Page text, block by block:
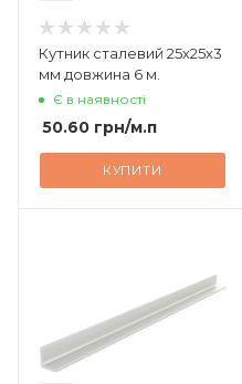
Кутник сталевий 25х25х3
мм довжина 6 м.
Є в наявності
50.60 грн/м.п
КУПИТИ